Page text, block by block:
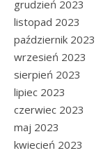
grudzień 2023
listopad 2023
październik 2023
wrzesień 2023
sierpień 2023
lipiec 2023
czerwiec 2023
maj 2023
kwiecień 2023